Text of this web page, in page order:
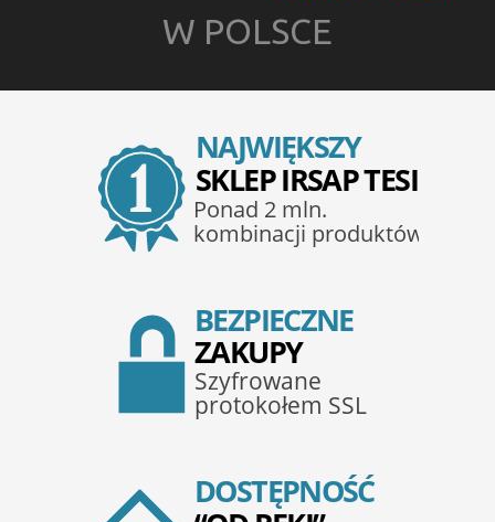
W POLSCE